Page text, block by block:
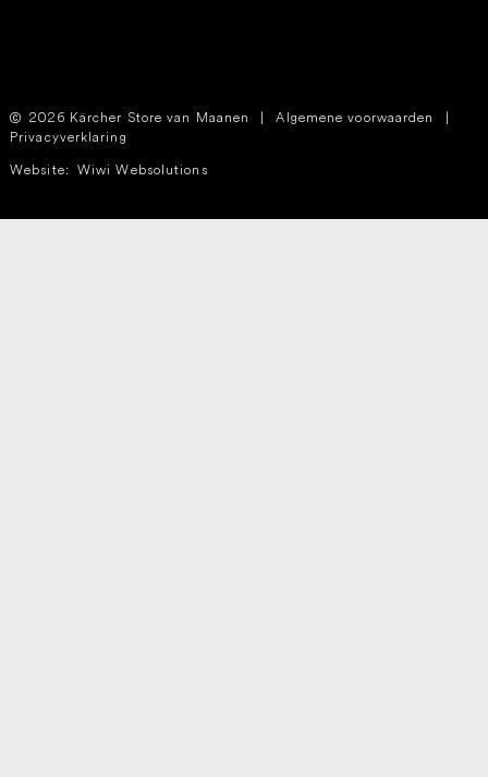
2026 Kärcher Store van Maanen | Algemene voorwaarden
|
Privacyverklaring
Website: Wiwi Websolutions